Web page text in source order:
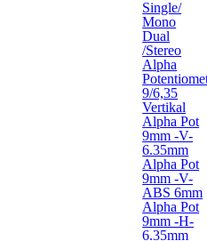
Single/
Mono
Dual
/Stereo
Alpha
9/6,35
Vertikal
Alpha Pot
9mm -V-
6.35mm
Alpha Pot
9mm -V-
ABS 6mm
Alpha Pot
9mm -H-
6.35mm